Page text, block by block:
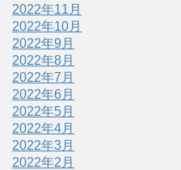
2022年11月
2022年10月
2022年9月
2022年8月
2022年7月
2022年6月
2022年5月
2022年4月
2022年3月
2022年2月